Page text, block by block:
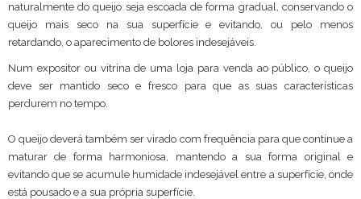
naturalmente do queijo seja escoada de forma gradual, conservando o
queijo mais seco na sua superfície e evitando, ou pelo menos
retardando, o aparecimento de bolores indesejáveis.
Num expositor ou vitrina de uma loja para venda ao público, o queijo
deve ser mantido seco e fresco para que as suas características
perdurem no tempo.
O queijo deverá também ser virado com frequência para que continue a
maturar de forma harmoniosa, mantendo a sua forma original e
evitando que se acumule humidade indesejável entre a superfície, onde
está pousado e a sua própria superfície.